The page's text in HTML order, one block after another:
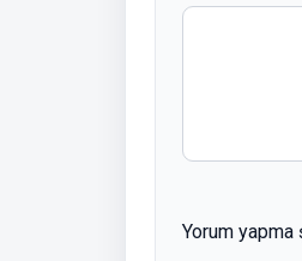
Yorum yapma